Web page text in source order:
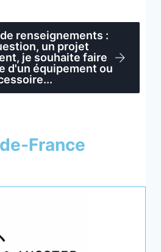
renseignements :
un projet
je souhaite faire
d'un équipement ou
France